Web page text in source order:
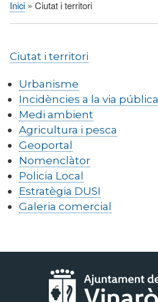
Fil
Inici Ciutat i territori
Ciutat i territori
Urbanisme
Incidències a la via pública
Medi ambient
Agricultura i pesca
Geoportal
Nomenclàtor
Policia Local
Estratègia DUSI
Galeria comercial